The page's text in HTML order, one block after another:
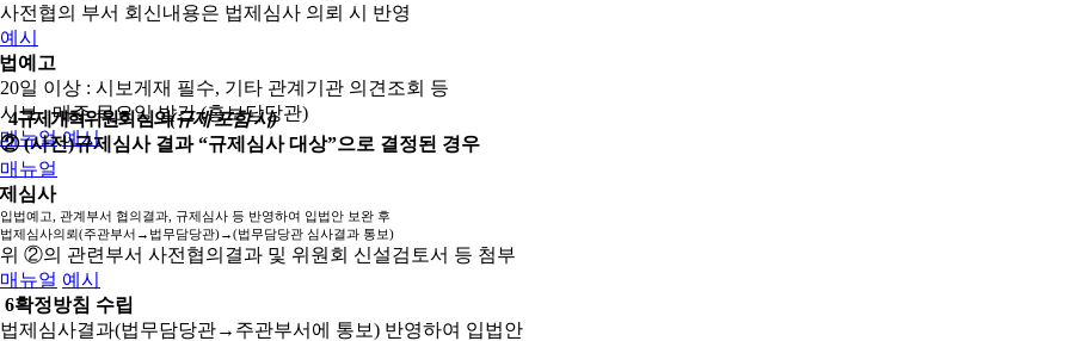
사전협의 부서 회신내용은 법제심사 의뢰 시 반영
예시
예고
20일 이상 : 시보게재 필수, 기타 관계기관 의견조회 등
시보 : 매주 목요일 발간 (홍보담당관)
매뉴얼 예시
4규제개혁위원회 심의(규제 포함 시)
② (사전)규제심사 결과 “규제심사 대상”으로 결정된 경우
매뉴얼
심사
입법예고, 관계부서 협의결과, 규제심사 등 반영하여 입법안 보완 후
법제심사의뢰(주관부서→법무담당관)→(법무담당관 심사결과 통보)
위 ②의 관련부서 사전협의결과 및 위원회 신설검토서 등 첨부
매뉴얼 예시
6확정방침 수립
법제심사결과(법무담당관→주관부서에 통보) 반영하여 입법안